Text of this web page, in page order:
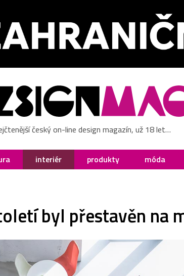
český on-line design magazín, už 18 let…
interiér produkty móda
byl přestavěn na